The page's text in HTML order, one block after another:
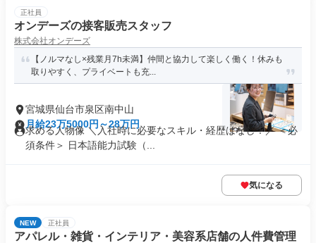
正社員
オンデーズの接客販売スタッフ
株式会社オンデーズ
【ノルマなし×残業月7h未満】仲間と協力して楽しく働く！休みも
取りやすく、プライベートも充...
宮城県仙台市泉区南中山
月給23万5000円～28万円
求める人物像 ＼入社時に必要なスキル・経歴はなし！／ ＜必
須条件＞ 日本語能力試験（...
気になる
NEW 正社員
アパレル・雑貨・インテリア・美容系店舗の人件費管理